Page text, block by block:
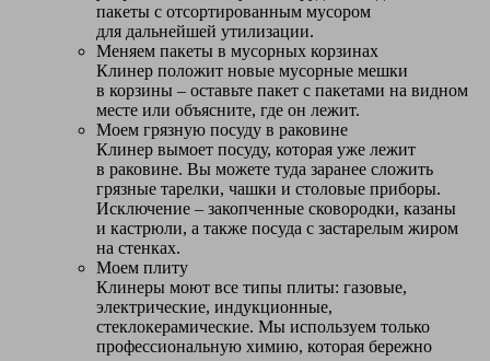
пакеты с отсортированным мусором
для дальнейшей утилизации.
Меняем пакеты в мусорных корзинах
Клинер положит новые мусорные мешки
в корзины – оставьте пакет с пакетами на видном
месте или объясните, где он лежит.
Моем грязную посуду в раковине
Клинер вымоет посуду, которая уже лежит
в раковине. Вы можете туда заранее сложить
грязные тарелки, чашки и столовые приборы.
Исключение – закопченные сковородки, казаны
и кастрюли, а также посуда с застарелым жиром
на стенках.
Моем плиту
Клинеры моют все типы плиты: газовые,
электрические, индукционные,
стеклокерамические. Мы используем только
профессиональную химию, которая бережно